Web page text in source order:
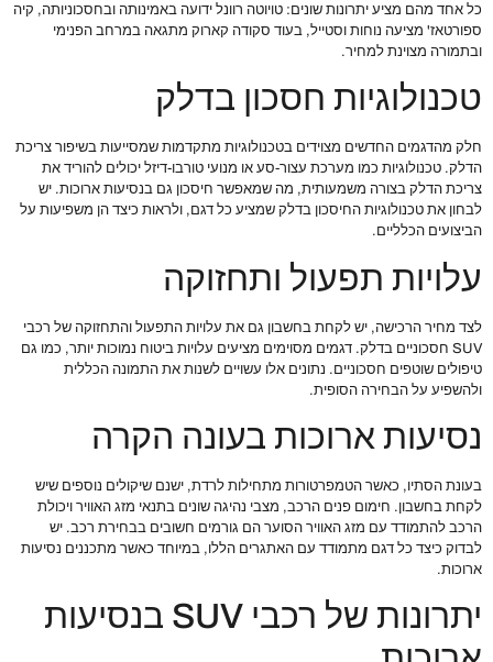
כל אחד מהם מציע יתרונות שונים: טויוטה רוונל ידועה באמינותה ובחסכוניותה, קיה
ספורטאז' מציעה נוחות וסטייל, בעוד סקודה קארוק מתגאה במרחב הפנימי
ובתמורה מצוינת למחיר.
טכנולוגיות חסכון בדלק
חלק מהדגמים החדשים מצוידים בטכנולוגיות מתקדמות שמסייעות בשיפור צריכת
הדלק. טכנולוגיות כמו מערכת עצור-סע או מנועי טורבו-דיזל יכולים להוריד את
צריכת הדלק בצורה משמעותית, מה שמאפשר חיסכון גם בנסיעות ארוכות. יש
לבחון את טכנולוגיות החיסכון בדלק שמציע כל דגם, ולראות כיצד הן משפיעות על
הביצועים הכלליים.
עלויות תפעול ותחזוקה
לצד מחיר הרכישה, יש לקחת בחשבון גם את עלויות התפעול והתחזוקה של רכבי
SUV חסכוניים בדלק. דגמים מסוימים מציעים עלויות ביטוח נמוכות יותר, כמו גם
טיפולים שוטפים חסכוניים. נתונים אלו עשויים לשנות את התמונה הכללית
ולהשפיע על הבחירה הסופית.
נסיעות ארוכות בעונה הקרה
בעונת הסתיו, כאשר הטמפרטורות מתחילות לרדת, ישנם שיקולים נוספים שיש
לקחת בחשבון. חימום פנים הרכב, מצבי נהיגה שונים בתנאי מזג האוויר ויכולת
הרכב להתמודד עם מזג האוויר הסוער הם גורמים חשובים בבחירת רכב. יש
לבדוק כיצד כל דגם מתמודד עם האתגרים הללו, במיוחד כאשר מתכננים נסיעות
ארוכות.
יתרונות של רכבי SUV בנסיעות